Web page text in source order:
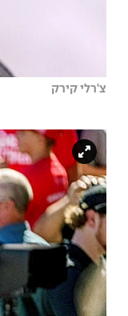
צ'רלי קירק